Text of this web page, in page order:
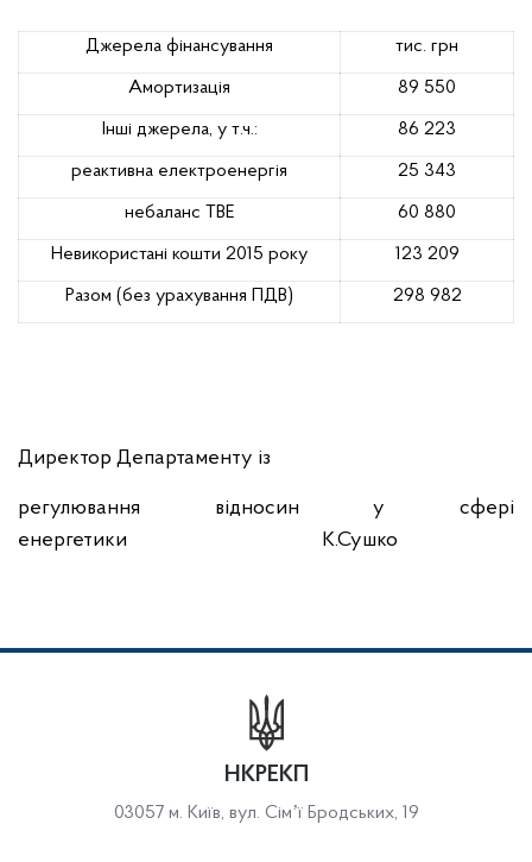
Джерела фінансування тис. грн
Амортизація 89 550
Інші джерела, у т.ч.: 86 223
реактивна електроенергія 25 343
небаланс ТВЕ 60 880
Невикористані кошти 2015 року 123 209
Разом (без урахування ПДВ) 298 982
Директор Департаменту із
регулювання відносин у сфері
енергетики
К.Сушко
НКРЕКП
03057 м. Київ, вул. Сімʼї Бродських, 19